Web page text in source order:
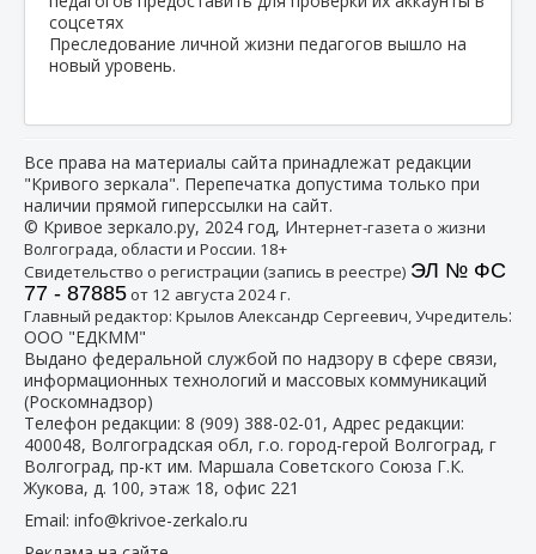
Преследование личной жизни педагогов вышло на
новый уровень.
Все права на материалы сайта принадлежат редакции
"Кривого зеркала". Перепечатка допустима только при
наличии прямой гиперссылки на сайт.
© Кривое зеркало.ру, 2024 год, Интернет-газета о жизни
Волгограда, области и России. 18+
Свидетельство о регистрации (запись в реестре) ЭЛ № ФС
77 - 87885от 12 августа 2024 г.
Главный редактор: Крылов Александр Сергеевич, Учредитель:
ООО "ЕДКММ"
Выдано федеральной службой по надзору в сфере связи,
информационных технологий и массовых коммуникаций
(Роскомнадзор)
Телефон редакции: 8 (909) 388-02-01 , Адрес редакции:
400048, Волгоградская обл, г.о. город-герой Волгоград, г
Волгоград, пр-кт им. Маршала Советского Союза Г.К.
Жукова, д. 100, этаж 18, офис 221
Email: info@krivoe-zerkalo.ru